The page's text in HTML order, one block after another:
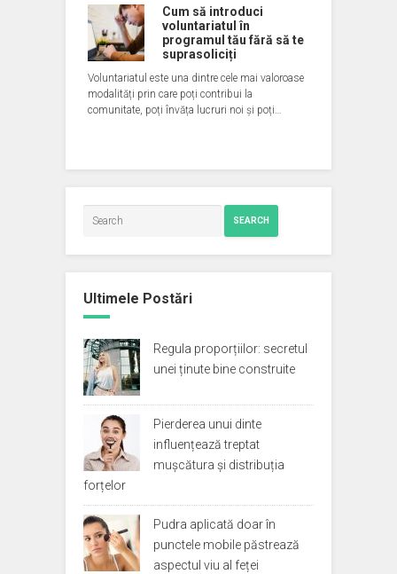
Cum să introduci
voluntariatul în
programul tău fără să te
suprasoliciți
Voluntariatul este una dintre cele mai valoroase
modalități prin care poți contribui la
comunitate, poți învăța lucruri noi și poți…
SEARCH
Ultimele Postări
Regula proporțiilor: secretul
unei ținute bine construite
Pierderea unui dinte
influențează treptat
mușcătura și distribuția
forțelor
Pudra aplicată doar în
punctele mobile păstrează
aspectul viu al feței